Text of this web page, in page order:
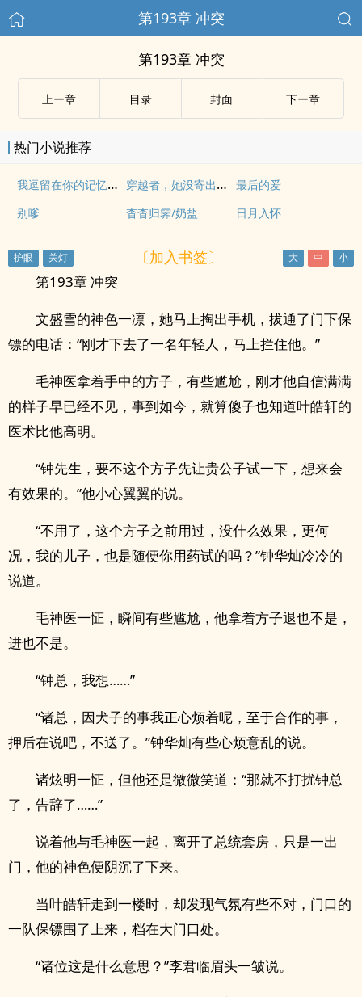
第193章 冲突
第193章 冲突
上ー章 目录 封面 下ー章
热门小说推荐
我逗留在你的记忆流光 穿越者，她没寄出的三封信
最后的爱
别嗲
杳杳归霁/奶盐 日月入怀
〔加入书签〕
第193章 冲突
文盛雪的神色一凛，她马上掏出手机，拔通了门下保
镖的电话：“刚才下去了一名年轻人，马上拦住他。”
毛神医拿着手中的方子，有些尴尬，刚才他自信满满
的样子早已经不见，事到如今，就算傻子也知道叶皓轩的
医术比他高明。
“钟先生，要不这个方子先让贵公子试一下，想来会
有效果的。”他小心翼翼的说。
“不用了，这个方子之前用过，没什么效果，更何
况，我的儿子，也是随便你用药试的吗？”钟华灿冷冷的
说道。
毛神医一怔，瞬间有些尴尬，他拿着方子退也不是，
进也不是。
“钟总，我想……”
“诸总，因犬子的事我正心烦着呢，至于合作的事，
押后在说吧，不送了。”钟华灿有些心烦意乱的说。
诸炫明一怔，但他还是微微笑道：“那就不打扰钟总
了，告辞了……”
说着他与毛神医一起，离开了总统套房，只是一出
门，他的神色便阴沉了下来。
当叶皓轩走到一楼时，却发现气氛有些不对，门口的
一队保镖围了上来，档在大门口处。
“诸位这是什么意思？”李君临眉头一皱说。